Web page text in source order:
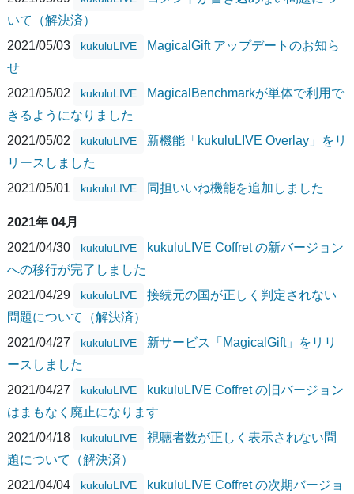
いて（解決済）
2021/05/03
kukuluLIVE
MagicalGift アップデートのお知ら
せ
2021/05/02
kukuluLIVE
MagicalBenchmarkが単体で利用で
きるようになりました
2021/05/02
kukuluLIVE
新機能「kukuluLIVE Overlay」をリ
リースしました
2021/05/01
kukuluLIVE 同担いいね機能を追加しました
2021年 04月
2021/04/30
kukuluLIVE
kukuluLIVE Coffret の新バージョン
への移行が完了しました
2021/04/29
kukuluLIVE
接続元の国が正しく判定されない
問題について（解決済）
2021/04/27
kukuluLIVE
新サービス「MagicalGift」をリリ
ースしました
2021/04/27
kukuluLIVE
kukuluLIVE Coffret の旧バージョン
はまもなく廃止になります
2021/04/18
kukuluLIVE
視聴者数が正しく表示されない問
題について（解決済）
2021/04/04
kukuluLIVE kukuluLIVE Coffret の次期バージョ